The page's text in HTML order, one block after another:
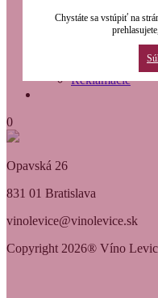
Modernizácia
Reklamácie
0
Opavská 26
831 01 Bratislava
vinolevice@vinolevice.sk
Copyright 2026® Víno
Chystáte sa vstúpiť na